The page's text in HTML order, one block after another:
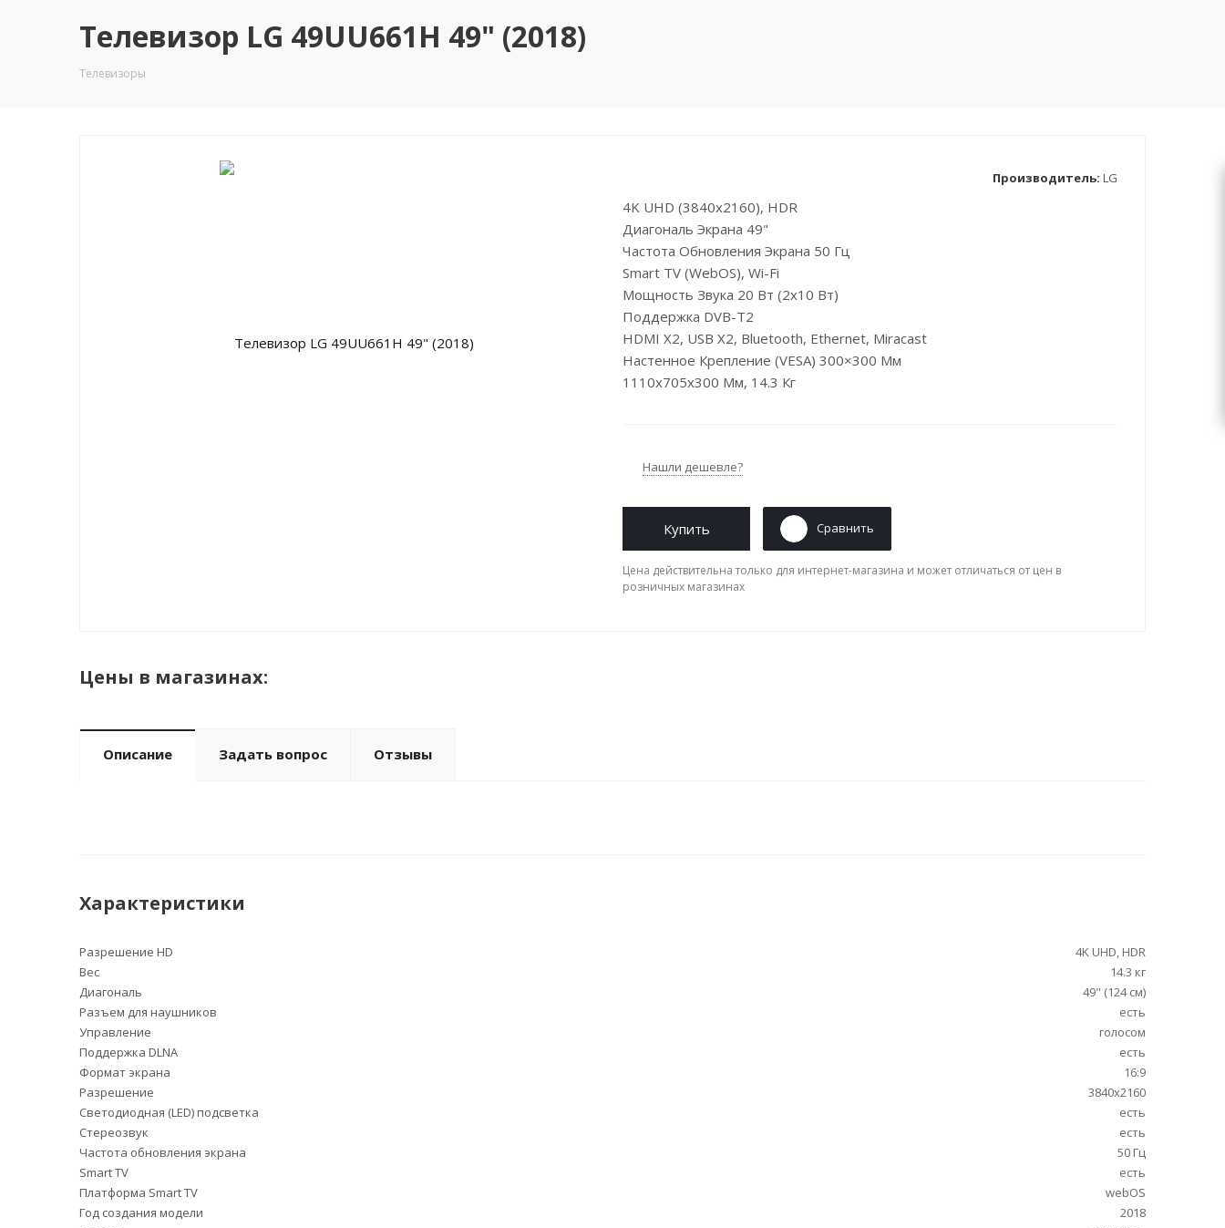
Телевизор LG 49UU661H 49" (2018)
Телевизоры
Производитель: LG
4K UHD (3840x2160), HDR
Диагональ Экрана 49"
Частота Обновления Экрана 50 Гц
Smart TV (webOS), Wi-Fi
Мощность Звука 20 Вт (2х10 Вт)
Поддержка DVB-T2
HDMI X2, USB X2, Bluetooth, Ethernet, Miracast
Настенное Крепление (VESA) 300×300 Мм
1110x705x300 Мм, 14.3 Кг
Нашли дешевле?
Купить Сравнить
Цена действительна только для интернет-магазина и может отличаться от цен в
розничных магазинах
Цены в магазинах:
Описание Задать вопрос Отзывы
Характеристики
Разрешение HD
4K UHD, HDR
Вес
14.3 кг
Диагональ
49" (124 см)
Разъем для наушников
есть
Управление
голосом
Поддержка DLNA
есть
Формат экрана
16:9
Разрешение
3840x2160
Светодиодная (LED) подсветка
есть
Стереозвук
есть
Частота обновления экрана
50 Гц
Smart TV
есть
Платформа Smart TV
webOS
Год создания модели
2018